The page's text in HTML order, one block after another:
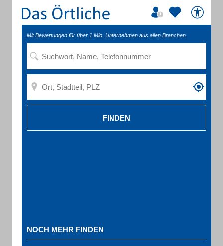
Mit Bewertungen für über 1 Mio. Unternehmen aus allen Branchen
FINDEN
NOCH MEHR FINDEN